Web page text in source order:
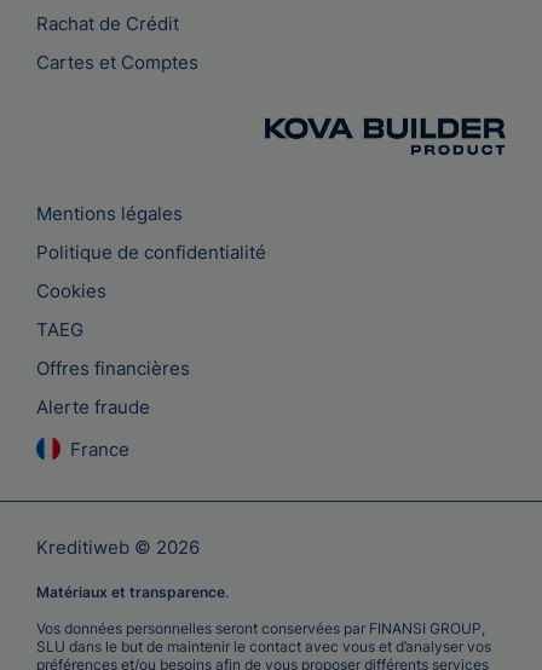
Rachat de Crédit
Cartes et Comptes
Mentions légales
Politique de confidentialité
Cookies
TAEG
Offres financières
Alerte fraude
France
Kreditiweb © 2026
Matériaux et transparence.
Vos données personnelles seront conservées par FINANSI GROUP,
SLU dans le but de maintenir le contact avec vous et d’analyser vos
préférences et/ou besoins afin de vous proposer différents services